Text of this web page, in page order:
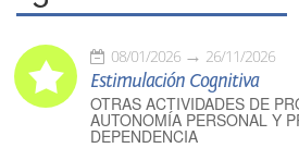
08/01/2026 26/11/2026
Estimulación Cognitiva
OTRAS ACTIVIDADES DE
AUTONOMÍA PERSONAL Y
DEPENDENCIA